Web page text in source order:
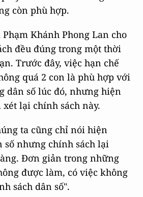
còn phù hợp.
Khánh Phong Lan cho
đều đúng trong một thời
Trước đây, việc hạn chế
quá 2 con là phù hợp với
dân số lúc đó, nhưng hiện
lại chính sách này.
ta cũng chỉ nói hiện
số nhưng chính sách lại
Đơn giản trong những
được làm, có việc không
sách dân số".